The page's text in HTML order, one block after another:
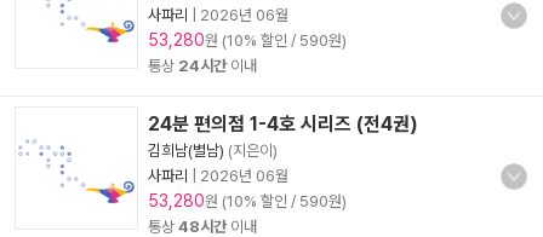
사파리
2026년 06월
53,280원 (10% 할인 / 590원)
통상 24시간이내
24분 편의점 1-4호 시리즈 (전4권)
김희남(별남) (지은이)
사파리
2026년 06월
53,280원 (10% 할인 / 590원)
통상 48시간이내